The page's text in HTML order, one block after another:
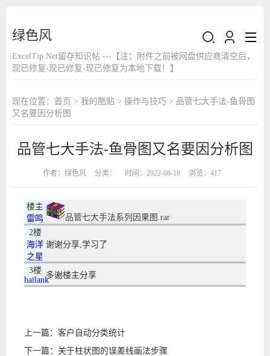
绿色风
ExcelTip.Net留存知识帖 ---【注：附件之前被网盘供应商清空后，
现已修复-现已修复-现已修复为本地下载！】
现在位置： 首页 > 我的酷贴 > 操作与技巧 > 品管七大手法-鱼骨图
又名要因分析图
品管七大手法-鱼骨图又名要因分析图
作者： 绿色风 分类： 时间：2022-08-18 浏览：417
楼主
雷鸣
品管七大手法系列因果图.rar
2楼
海洋
之星
谢谢分享,学习了
3楼
hailank
多谢楼主分享
上一篇： 客户自动分类统计
下一篇： 关于柱状图的误差线画法步骤